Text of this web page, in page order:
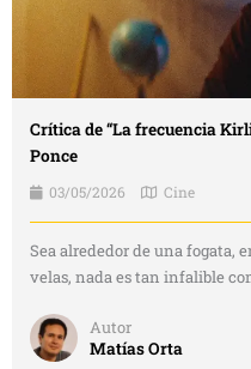
Crítica de “La frecuencia
Ponce
03/05/2026 Cine
Sea alrededor de una fogata,
velas, nada es tan infalible
Autor
Matías Orta